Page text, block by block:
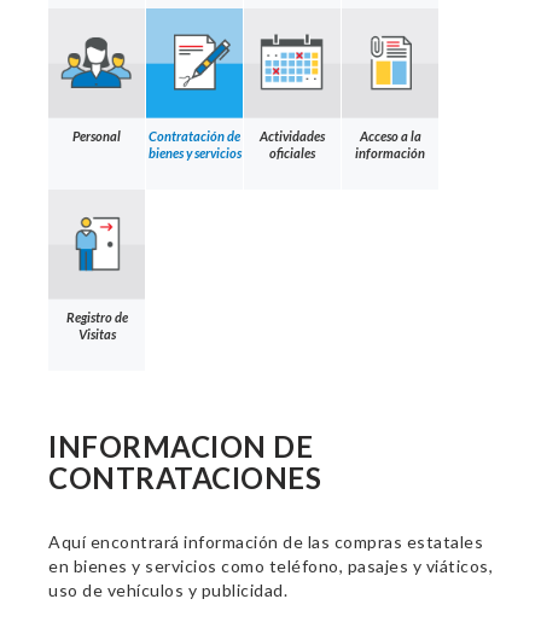
Personal
Contratación de
bienes y servicios
Actividades
oficiales
Acceso a la
información
Registro de
Visitas
INFORMACION DE
CONTRATACIONES
Aquí encontrará información de las compras estatales
en bienes y servicios como teléfono, pasajes y viáticos,
uso de vehículos y publicidad.